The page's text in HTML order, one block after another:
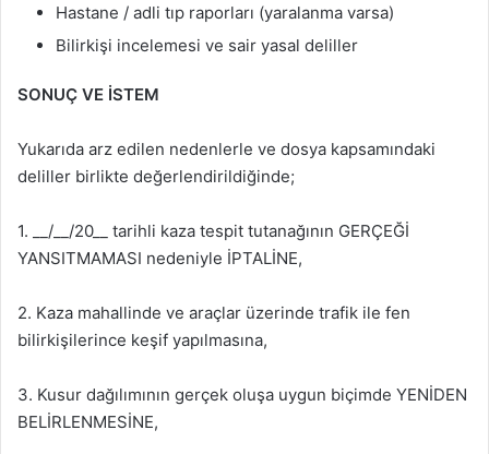
Hastane / adli tıp raporları (yaralanma varsa)
Bilirkişi incelemesi ve sair yasal deliller
SONUÇ VE İSTEM
Yukarıda arz edilen nedenlerle ve dosya kapsamındaki
deliller birlikte değerlendirildiğinde;
1. __/__/20__ tarihli kaza tespit tutanağının GERÇEĞİ
YANSITMAMASI nedeniyle İPTALİNE,
2. Kaza mahallinde ve araçlar üzerinde trafik ile fen
bilirkişilerince keşif yapılmasına,
3. Kusur dağılımının gerçek oluşa uygun biçimde YENİDEN
BELİRLENMESİNE,